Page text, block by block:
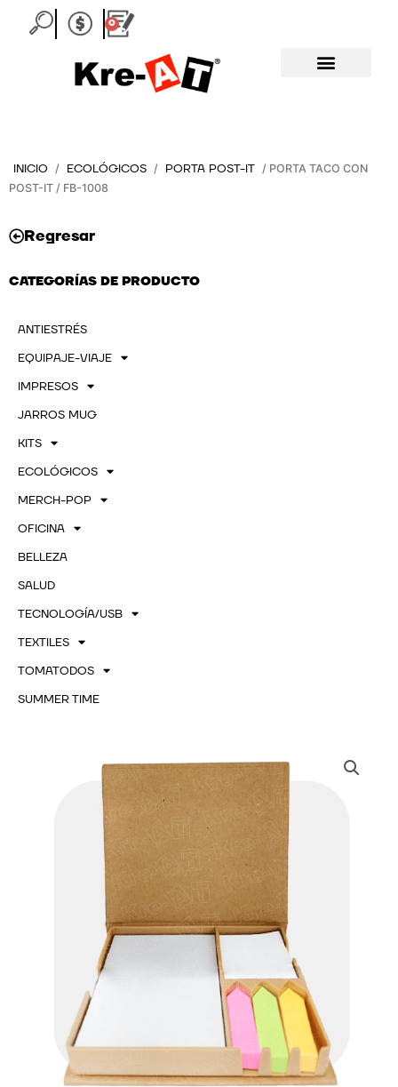
0
Carrito
INICIO / ECOLÓGICOS / PORTA POST-IT / PORTA TACO CON
POST-IT / FB-1008
Regresar
CATEGORÍAS DE PRODUCTO
ANTIESTRÉS
EQUIPAJE-VIAJE
IMPRESOS
JARROS MUG
KITS
ECOLÓGICOS
MERCH-POP
OFICINA
BELLEZA
SALUD
TECNOLOGÍA/USB
TEXTILES
TOMATODOS
SUMMER TIME